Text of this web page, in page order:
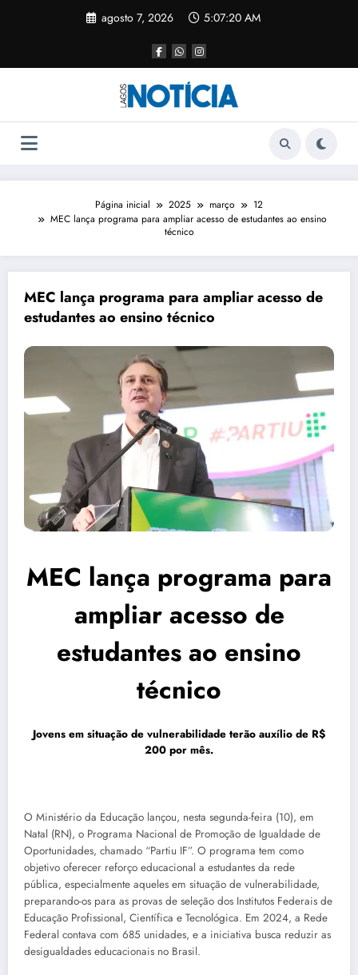
agosto 7, 2026 5:07:20 AM
Página inicial 2025 março
12
MEC lança programa para ampliar acesso de estudantes ao ensino
técnico
MEC lança programa para ampliar acesso de
estudantes ao ensino técnico
MEC lança programa para
ampliar acesso de
estudantes ao ensino
técnico
Jovens em situação de vulnerabilidade terão auxílio de R$
200 por mês.
O Ministério da Educação lançou, nesta segunda-feira (10), em
Natal (RN), o Programa Nacional de Promoção de Igualdade de
Oportunidades, chamado “Partiu IF”. O programa tem como
objetivo oferecer reforço educacional a estudantes da rede
pública, especialmente aqueles em situação de vulnerabilidade,
preparando-os para as provas de seleção dos Institutos Federais de
Educação Profissional, Científica e Tecnológica. Em 2024, a Rede
Federal contava com 685 unidades, e a iniciativa busca reduzir as
desigualdades educacionais no Brasil.